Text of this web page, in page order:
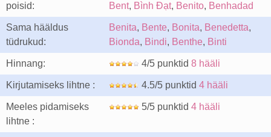
poisid:
Bent, Bình Ðạt, Benito, Benhadad
Sama hääldus
tüdrukud:
Benita, Bente, Bonita, Benedetta,
Bionda, Bindi, Benthe, Binti
Hinnang: 4/5 punktid 8 hääli
Kirjutamiseks lihtne : 4.5/5 punktid 4 hääli
Meeles pidamiseks
lihtne :
5/5 punktid 4 hääli